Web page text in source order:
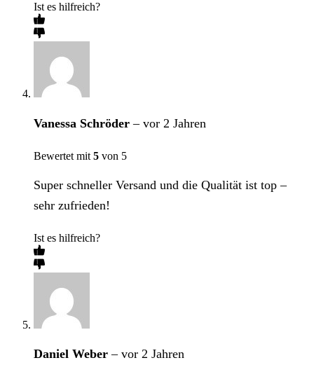
Ist es hilfreich?
Vanessa Schröder– vor 2 Jahren
Bewertet mit 5 von 5
Super schneller Versand und die Qualität ist top –
sehr zufrieden!
Ist es hilfreich?
Daniel Weber– vor 2 Jahren